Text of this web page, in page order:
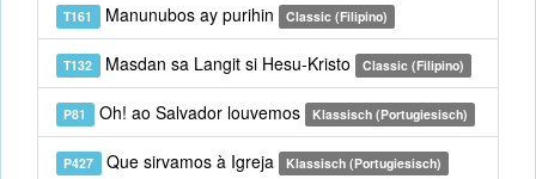
T161 Manunubos ay purihin Classic (Filipino)
T132 Masdan sa Langit si Hesu-Kristo Classic (Filipino)
P81 Oh! ao Salvador louvemos Klassisch (Portugiesisch)
P427 Que sirvamos à Igreja Klassisch (Portugiesisch)